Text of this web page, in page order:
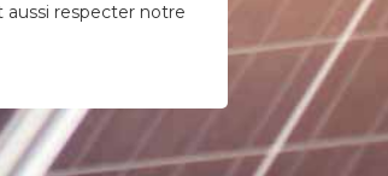
respecter notre